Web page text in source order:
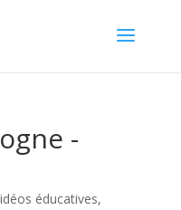
-
éducatives,